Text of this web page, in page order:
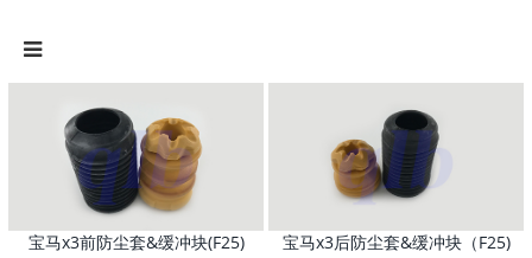
宝马x3前防尘套&缓冲块(F25) 宝马x3后防尘套&缓冲块（F25)